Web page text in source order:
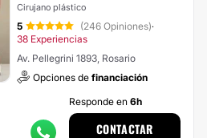
Cirujano plástico
5 (246 Opiniones)·
38 Experiencias
Av. Pellegrini 1893, Rosario
Opciones de financiación
Responde en 6h
CONTACTAR